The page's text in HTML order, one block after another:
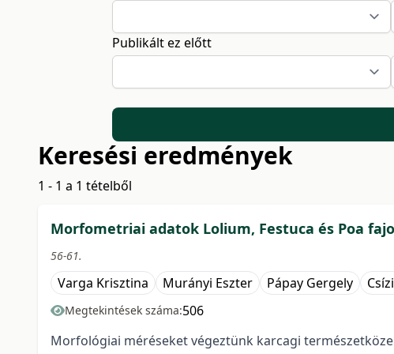
Publikált ez előtt
Keresési eredmények
1 - 1 a 1 tételből
Morfometriai adatok Lolium, Festuca és Poa
56-61.
Varga Krisztina Murányi Eszter Pápay Gergely
Megtekintések száma:506
Morfológiai méréseket végeztünk karcagi